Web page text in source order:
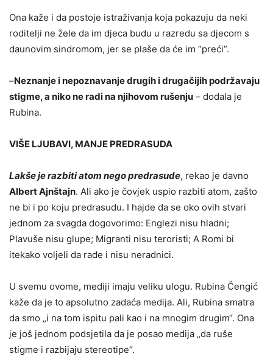
Ona kaže i da postoje istraživanja koja pokazuju da neki
roditelji ne žele da im djeca budu u razredu sa djecom s
daunovim sindromom, jer se plaše da će im “preći”.
–Neznanje i nepoznavanje drugih i drugačijih podržavaju
stigme, a niko ne radi na njihovom rušenju – dodala je
Rubina.
VIŠE LJUBAVI, MANJE PREDRASUDA
Lakše je razbiti atom nego predrasude, rekao je davno
Albert Ajnštajn. Ali ako je čovjek uspio razbiti atom, zašto
ne bi i po koju predrasudu. I hajde da se oko ovih stvari
jednom za svagda dogovorimo: Englezi nisu hladni;
Plavuše nisu glupe; Migranti nisu teroristi; A Romi bi
itekako voljeli da rade i nisu neradnici.
U svemu ovome, mediji imaju veliku ulogu. Rubina Čengić
kaže da je to apsolutno zadaća medija. Ali, Rubina smatra
da smo „i na tom ispitu pali kao i na mnogim drugim“. Ona
je još jednom podsjetila da je posao medija „da ruše
stigme i razbijaju stereotipe“.